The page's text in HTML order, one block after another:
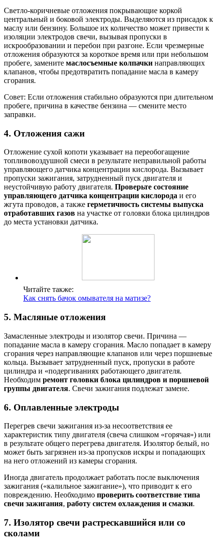
Светло-коричневые отложения покрывающие коркой
центральный и боковой электроды. Выделяются из присадок к
маслу или бензину. Большое их количество может привести к
изоляции электродов свечи, вызывая пропуски в
искрообразовании и перебои при разгоне. Если чрезмерные
отложения образуются за короткое время или при небольшом
пробеге, замените маслосъемные колпачки направляющих
клапанов, чтобы предотвратить попадание масла в камеру
сгорания.
Совет: Если отложения стабильно образуются при длительном
пробеге, причина в качестве бензина — смените место
заправки.
4. Отложения сажи
Отложение сухой копоти указывает на переобогащение
топливовоздушной смеси в результате неправильной работы
управляющего датчика концентрации кислорода. Вызывает
пропуски зажигания, затрудненный пуск двигателя и
неустойчивую работу двигателя. Проверьте состояние
управляющего датчика концентрации кислорода и его
жгута проводов, а также герметичность системы выпуска
отработавших газов на участке от головки блока цилиндров
до места установки датчика.
Читайте также:
Как снять бачок омывателя на матизе?
5. Масляные отложения
Замасленные электроды и изолятор свечи. Причина —
попадание масла в камеру сгорания. Масло попадает в камеру
сгорания через направляющие клапанов или через поршневые
кольца. Вызывает затрудненный пуск, пропуски в работе
цилиндра и «подергиваниях работающего двигателя.
Необходим ремонт головки блока цилиндров и поршневой
группы двигателя. Свечи зажигания подлежат замене.
6. Оплавленные электроды
Перегрев свечи зажигания из-за несоответствия ее
характеристик типу двигателя (свеча слишком «горячая») или
в результате общего перегрева двигателя. Изолятор белый, но
может быть загрязнен из-за пропусков искры и попадающих
на него отложений из камеры сгорания.
Иногда двигатель продолжает работать после выключения
зажигания («калильное зажигание»), что приводит к его
повреждению. Необходимо проверить соответствие типа
свечи зажигания, работу систем охлаждения и смазки.
7. Изолятор свечи растрескавшийся или со
сколами